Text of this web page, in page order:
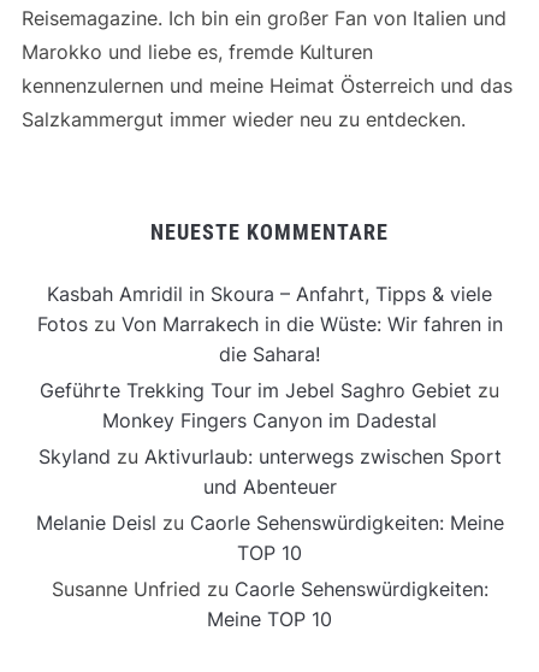
Reisemagazine. Ich bin ein großer Fan von Italien und
Marokko und liebe es, fremde Kulturen
kennenzulernen und meine Heimat Österreich und das
Salzkammergut immer wieder neu zu entdecken.
NEUESTE KOMMENTARE
Kasbah Amridil in Skoura – Anfahrt, Tipps & viele
Fotoszu Von Marrakech in die Wüste: Wir fahren in
die Sahara!
Geführte Trekking Tour im Jebel Saghro Gebiet zu
Monkey Fingers Canyon im Dadestal
Skyland zu Aktivurlaub: unterwegs zwischen Sport
und Abenteuer
Melanie Deisl zu Caorle Sehenswürdigkeiten: Meine
TOP 10
Susanne Unfried zu Caorle Sehenswürdigkeiten:
Meine TOP 10